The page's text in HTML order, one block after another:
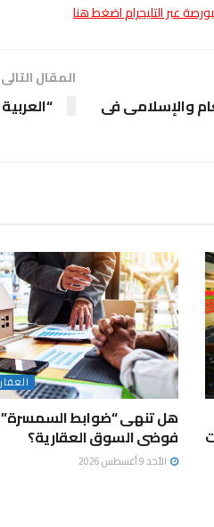
عبر التليجرام اضغط هنا
والإسلامى فى
المقال التالى
“العربية
هل تنهى “ضوابط السمسرة”
فوضى السوق العقارية؟
الأحد 9 أغسطس 2026